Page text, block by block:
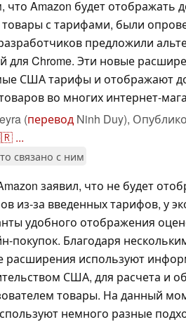
что Amazon будет отображать
с тарифами, были
предложили
для Chrome. Эти новые
США тарифы и отображают
во многих интернет-
(перевод Ninh Duy),
...
связано с ним
заявил, что не будет
из-за введенных тарифов, у
удобного отображения
покупок. Благодаря
расширения используют
США, для расчета и
товары. На данный
немного разные